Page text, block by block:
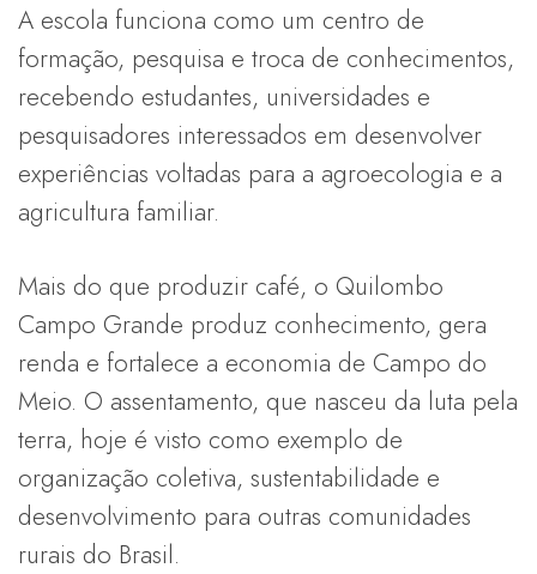
A escola funciona como um centro de
formação, pesquisa e troca de conhecimentos,
recebendo estudantes, universidades e
pesquisadores interessados em desenvolver
experiências voltadas para a agroecologia e a
agricultura familiar.
Mais do que produzir café, o Quilombo
Campo Grande produz conhecimento, gera
renda e fortalece a economia de Campo do
Meio. O assentamento, que nasceu da luta pela
terra, hoje é visto como exemplo de
organização coletiva, sustentabilidade e
desenvolvimento para outras comunidades
rurais do Brasil.